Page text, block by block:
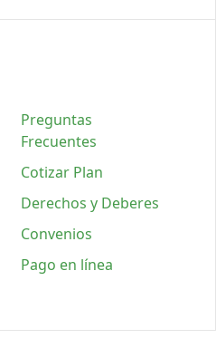
Preguntas
Frecuentes
Cotizar Plan
Derechos y Deberes
Convenios
Pago en línea